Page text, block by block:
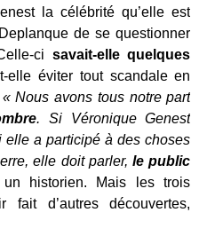
la célébrité qu’elle est
de se questionner
ci savait-elle quelques
elle éviter tout scandale en
« Nous avons tous notre part
. Si Véronique Genest
a participé à des choses
elle doit parler, le public
historien. Mais les trois
fait d’autres découvertes,